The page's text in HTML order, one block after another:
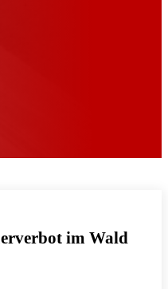
im Wald